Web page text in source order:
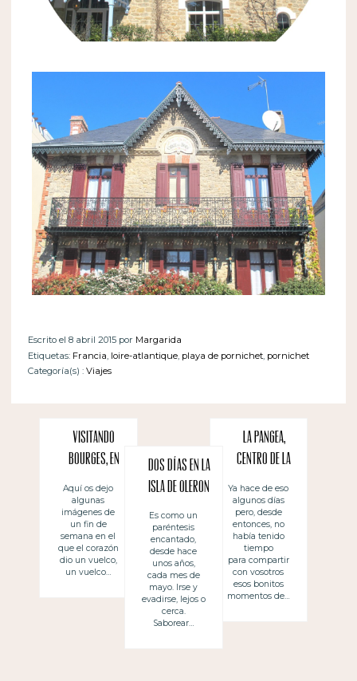
Escrito el 8 abril 2015 por Margarida
Etiquetas: Francia, loire-atlantique, playa de pornichet, pornichet
Categoría(s) : Viajes
Visitando
Bourges, en
Francia
Aquí os dejo
algunas
imágenes de
un fin de
semana en el
que el corazón
dio un vuelco,
un vuelco…
Dos días en la
Isla de Oleron
Es como un
paréntesis
encantado,
desde hace
unos años,
cada mes de
mayo. Irse y
evadirse, lejos o
cerca.
Saborear…
La Pangea,
centro de la
Tierra -en
Valence
(Francia)
Ya hace de eso
algunos días
pero, desde
entonces, no
había tenido
tiempo
para compartir
con vosotros
esos bonitos
momentos de…